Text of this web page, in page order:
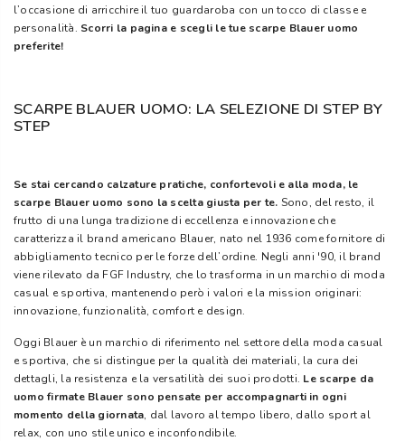
l’occasione di arricchire il tuo guardaroba con un tocco di classe e
personalità. Scorri la pagina e scegli le tue scarpe Blauer uomo
preferite!
SCARPE BLAUER UOMO: LA SELEZIONE DI STEP BY
STEP
Se stai cercando calzature pratiche, confortevoli e alla moda, le
scarpe Blauer uomo sono la scelta giusta per te. Sono, del resto, il
frutto di una lunga tradizione di eccellenza e innovazione che
caratterizza il brand americano Blauer, nato nel 1936 come fornitore di
abbigliamento tecnico per le forze dell’ordine. Negli anni '90, il brand
viene rilevato da FGF Industry, che lo trasforma in un marchio di moda
casual e sportiva, mantenendo però i valori e la mission originari:
innovazione, funzionalità, comfort e design.
Oggi Blauer è un marchio di riferimento nel settore della moda casual
e sportiva, che si distingue per la qualità dei materiali, la cura dei
dettagli, la resistenza e la versatilità dei suoi prodotti. Le scarpe da
uomo firmate Blauer sono pensate per accompagnarti in ogni
momento della giornata, dal lavoro al tempo libero, dallo sport al
relax, con uno stile unico e inconfondibile.